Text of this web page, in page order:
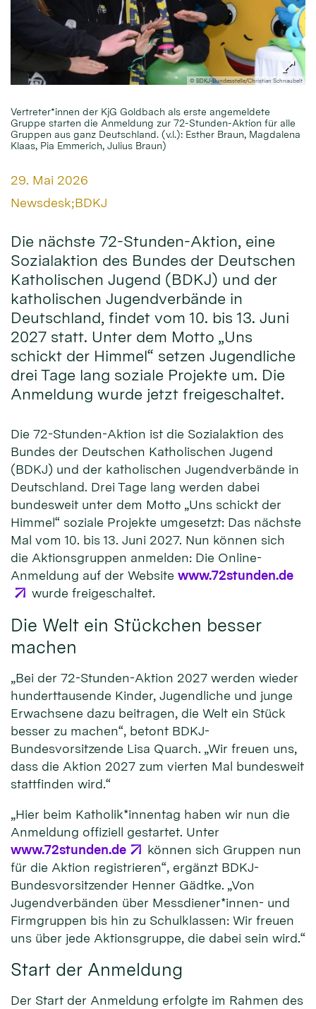
© BDKJ-Bundesstelle/Christian Schnaubelt
Vertreter*innen der KjG Goldbach als erste angemeldete
Gruppe starten die Anmeldung zur 72-Stunden-Aktion für alle
Gruppen aus ganz Deutschland. (v.l.): Esther Braun, Magdalena
Klaas, Pia Emmerich, Julius Braun)
Datum:
29. Mai 2026
Von:
Newsdesk;BDKJ
Die nächste 72-Stunden-Aktion, eine
Sozialaktion des Bundes der Deutschen
Katholischen Jugend (BDKJ) und der
katholischen Jugendverbände in
Deutschland, findet vom 10. bis 13. Juni
2027 statt. Unter dem Motto „Uns
schickt der Himmel“ setzen Jugendliche
drei Tage lang soziale Projekte um. Die
Anmeldung wurde jetzt freigeschaltet.
Die 72-Stunden-Aktion ist die Sozialaktion des
Bundes der Deutschen Katholischen Jugend
(BDKJ) und der katholischen Jugendverbände in
Deutschland. Drei Tage lang werden dabei
bundesweit unter dem Motto „Uns schickt der
Himmel“ soziale Projekte umgesetzt: Das nächste
Mal vom 10. bis 13. Juni 2027. Nun können sich
die Aktionsgruppen anmelden: Die Online-
Anmeldung auf der Website www.72stunden.de
wurde freigeschaltet.
Die Welt ein Stückchen besser
machen
„Bei der 72-Stunden-Aktion 2027 werden wieder
hunderttausende Kinder, Jugendliche und junge
Erwachsene dazu beitragen, die Welt ein Stück
besser zu machen“, betont BDKJ-
Bundesvorsitzende Lisa Quarch. „Wir freuen uns,
dass die Aktion 2027 zum vierten Mal bundesweit
stattfinden wird.“
„Hier beim Katholik*innentag haben wir nun die
Anmeldung offiziell gestartet. Unter
www.72stunden.de
können sich Gruppen nun
für die Aktion registrieren“, ergänzt BDKJ-
Bundesvorsitzender Henner Gädtke. „Von
Jugendverbänden über Messdiener*innen- und
Firmgruppen bis hin zu Schulklassen: Wir freuen
uns über jede Aktionsgruppe, die dabei sein wird.“
Start der Anmeldung
Der Start der Anmeldung erfolgte im Rahmen des